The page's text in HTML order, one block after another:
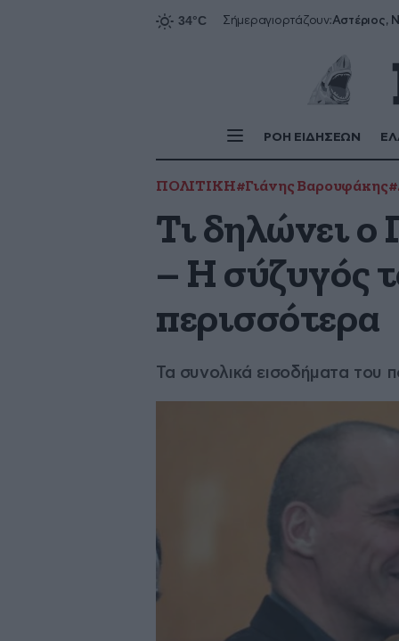
Σήμεραγιορτάζουν:Αστέριος,
ΡΟΗ ΕΙΔΗΣΕΩΝ
ΠΟΛΙΤΙΚΗ#Γιάνης Βαρουφάκης
Τι δηλώνει ο
– Η σύζυγός
περισσότερα
Τα συνολικά εισοδήματα του